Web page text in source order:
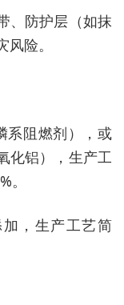
、防护层（如抹
险。
系阻燃剂），或
化铝），生产工
，生产工艺简